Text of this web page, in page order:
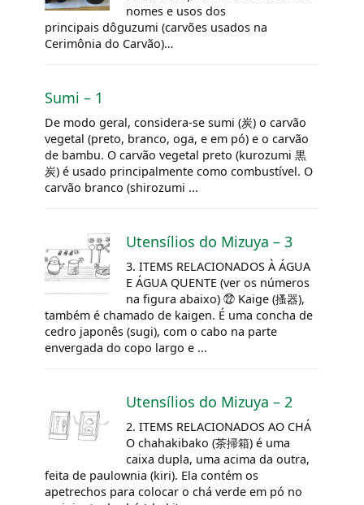
nomes e usos dos
principais dôguzumi (carvões usados na
Cerimônia do Carvão)…
Sumi – 1
De modo geral, considera-se sumi (炭) o carvão
vegetal (preto, branco, oga, e em pó) e o carvão
de bambu. O carvão vegetal preto (kurozumi 黒
炭) é usado principalmente como combustível. O
carvão branco (shirozumi ...
Utensílios do Mizuya – 3
3. ITEMS RELACIONADOS À ÁGUA
E ÁGUA QUENTE (ver os números
na figura abaixo) ㉒ Kaige (搔器),
também é chamado de kaigen. É uma concha de
cedro japonês (sugi), com o cabo na parte
envergada do copo largo e ...
Utensílios do Mizuya – 2
2. ITEMS RELACIONADOS AO CHÁ
O chahakibako (茶掃箱) é uma
caixa dupla, uma acima da outra,
feita de paulownia (kiri). Ela contém os
apetrechos para colocar o chá verde em pó no